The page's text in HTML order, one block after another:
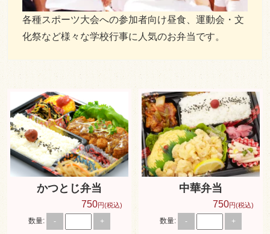
製薬会社（MR）様
スポーツ・学校行事
行楽・観光・ロケ弁
会合・お集り
価格で選ぶ
～500円
501円～999円
1,000円～1,499円
2,000円～2,499円
各種スポーツ大会への参加者向け昼食、運動会・文
化祭など様々な学校行事に人気のお弁当です。
かつとじ弁当
750円(税込)
数量: - +
中華弁当
750円(税込)
数量: - +